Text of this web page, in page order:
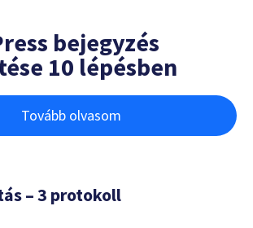
bejegyzés
10 lépésben
Tovább olvasom
– 3 protokoll